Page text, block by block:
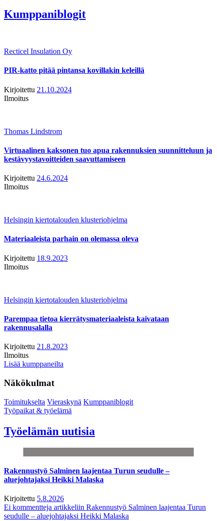
Kumppaniblogit
Recticel Insulation Oy
PIR-katto pitää pintansa kovillakin keleillä
Kirjoitettu 21.10.2024
Ilmoitus
Thomas Lindstrom
Virtuaalinen kaksonen tuo apua rakennuksien suunnitteluun ja
kestävyystavoitteiden saavuttamiseen
Kirjoitettu 24.6.2024
Ilmoitus
Helsingin kiertotalouden klusteriohjelma
Materiaaleista parhain on olemassa oleva
Kirjoitettu 18.9.2023
Ilmoitus
Helsingin kiertotalouden klusteriohjelma
Parempaa tietoa kierrätysmateriaaleista kaivataan
rakennusalalla
Kirjoitettu 21.8.2023
Ilmoitus
Lisää kumppaneilta
Näkökulmat
Toimitukselta Vieraskynä Kumppaniblogit
Työpaikat & työelämä
Työelämän uutisia
Rakennustyö Salminen laajentaa Turun seudulle –
aluejohtajaksi Heikki Malaska
Kirjoitettu 5.8.2026
Ei kommentteja artikkeliin Rakennustyö Salminen laajentaa Turun
seudulle – aluejohtajaksi Heikki Malaska